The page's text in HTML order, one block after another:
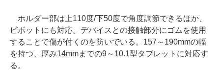
ホルダー部は上110度/下50度で角度調節できるほか、
ピボットにも対応。デバイスとの接触部分にゴムを使用
することで傷が付くのを防いでいる。157～190mmの幅
を持つ、厚み14mmまでの9～10.1型タブレットに対応す
る。